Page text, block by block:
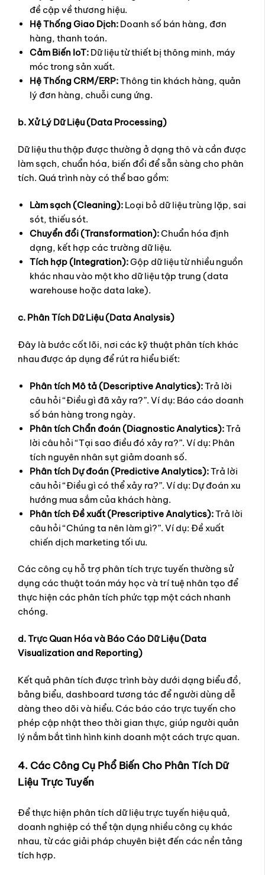
đề cập về thương hiệu.
Hệ Thống Giao Dịch: Doanh số bán hàng, đơn
hàng, thanh toán.
Cảm Biến IoT: Dữ liệu từ thiết bị thông minh, máy
móc trong sản xuất.
Hệ Thống CRM/ERP:Thông tin khách hàng, quản
lý đơn hàng, chuỗi cung ứng.
b. Xử Lý Dữ Liệu (Data Processing)
Dữ liệu thu thập được thường ở dạng thô và cần được
làm sạch, chuẩn hóa, biến đổi để sẵn sàng cho phân
tích. Quá trình này có thể bao gồm:
Làm sạch (Cleaning): Loại bỏ dữ liệu trùng lặp, sai
sót, thiếu sót.
Chuyển đổi (Transformation):Chuẩn hóa định
dạng, kết hợp các trường dữ liệu.
Tích hợp (Integration):Gộp dữ liệu từ nhiều nguồn
khác nhau vào một kho dữ liệu tập trung (data
warehouse hoặc data lake).
c. Phân Tích Dữ Liệu (Data Analysis)
Đây là bước cốt lõi, nơi các kỹ thuật phân tích khác
nhau được áp dụng để rút ra hiểu biết:
Phân tích Mô tả (Descriptive Analytics):Trả lời
câu hỏi “Điều gì đã xảy ra?”. Ví dụ: Báo cáo doanh
số bán hàng trong ngày.
Phân tích Chẩn đoán (Diagnostic Analytics):Trả
lời câu hỏi “Tại sao điều đó xảy ra?”. Ví dụ: Phân
tích nguyên nhân sụt giảm doanh số.
Phân tích Dự đoán (Predictive Analytics):Trả lời
câu hỏi “Điều gì có thể xảy ra?”. Ví dụ: Dự đoán xu
hướng mua sắm của khách hàng.
Phân tích Đề xuất (Prescriptive Analytics):Trả lời
câu hỏi “Chúng ta nên làm gì?”. Ví dụ: Đề xuất
chiến dịch marketing tối ưu.
Các công cụ hỗ trợ phân tích trực tuyến thường sử
dụng các thuật toán máy học và trí tuệ nhân tạo để
thực hiện các phân tích phức tạp một cách nhanh
chóng.
d. Trực Quan Hóa và Báo Cáo Dữ Liệu (Data
Visualization and Reporting)
Kết quả phân tích được trình bày dưới dạng biểu đồ,
bảng biểu, dashboard tương tác để người dùng dễ
dàng theo dõi và hiểu. Các báo cáo trực tuyến cho
phép cập nhật theo thời gian thực, giúp người quản
lý nắm bắt tình hình kinh doanh một cách trực quan.
4. Các Công Cụ Phổ Biến Cho Phân Tích Dữ
Liệu Trực Tuyến
Để thực hiện phân tích dữ liệu trực tuyến hiệu quả,
doanh nghiệp có thể tận dụng nhiều công cụ khác
nhau, từ các giải pháp chuyên biệt đến các nền tảng
tích hợp.